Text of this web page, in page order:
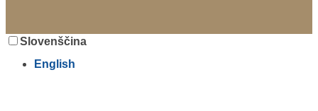
Slovenščina
English